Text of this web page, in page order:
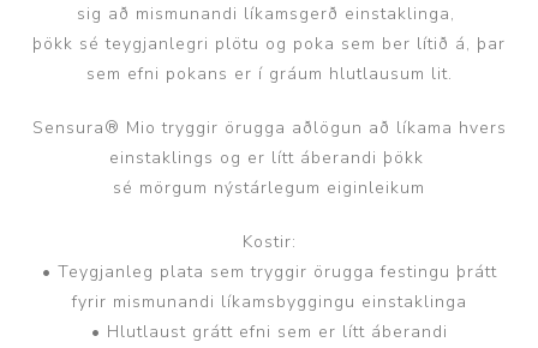
sig að mismunandi líkamsgerð einstaklinga,
þökk sé teygjanlegri plötu og poka sem ber lítið á, þar
sem efni pokans er í gráum hlutlausum lit.
Sensura® Mio tryggir örugga aðlögun að líkama hvers
einstaklings og er lítt áberandi þökk
sé mörgum nýstárlegum eiginleikum
Kostir:
• Teygjanleg plata sem tryggir örugga festingu þrátt
fyrir mismunandi líkamsbyggingu einstaklinga
• Hlutlaust grátt efni sem er lítt áberandi